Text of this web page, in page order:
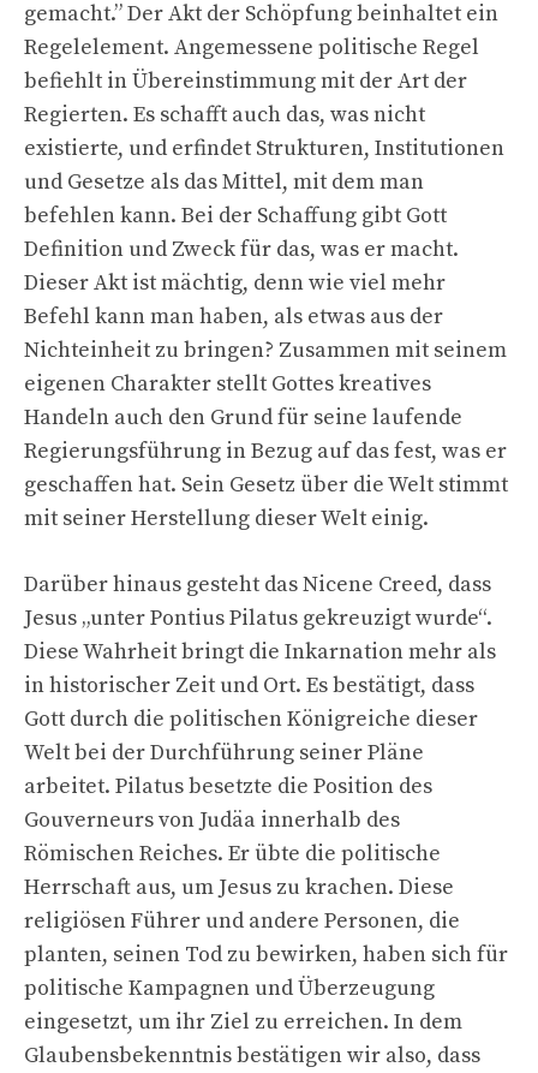
gemacht.” Der Akt der Schöpfung beinhaltet ein
Regelelement. Angemessene politische Regel
befiehlt in Übereinstimmung mit der Art der
Regierten. Es schafft auch das, was nicht
existierte, und erfindet Strukturen, Institutionen
und Gesetze als das Mittel, mit dem man
befehlen kann. Bei der Schaffung gibt Gott
Definition und Zweck für das, was er macht.
Dieser Akt ist mächtig, denn wie viel mehr
Befehl kann man haben, als etwas aus der
Nichteinheit zu bringen? Zusammen mit seinem
eigenen Charakter stellt Gottes kreatives
Handeln auch den Grund für seine laufende
Regierungsführung in Bezug auf das fest, was er
geschaffen hat. Sein Gesetz über die Welt stimmt
mit seiner Herstellung dieser Welt einig.
Darüber hinaus gesteht das Nicene Creed, dass
Jesus „unter Pontius Pilatus gekreuzigt wurde“.
Diese Wahrheit bringt die Inkarnation mehr als
in historischer Zeit und Ort. Es bestätigt, dass
Gott durch die politischen Königreiche dieser
Welt bei der Durchführung seiner Pläne
arbeitet. Pilatus besetzte die Position des
Gouverneurs von Judäa innerhalb des
Römischen Reiches. Er übte die politische
Herrschaft aus, um Jesus zu krachen. Diese
religiösen Führer und andere Personen, die
planten, seinen Tod zu bewirken, haben sich für
politische Kampagnen und Überzeugung
eingesetzt, um ihr Ziel zu erreichen. In dem
Glaubensbekenntnis bestätigen wir also, dass